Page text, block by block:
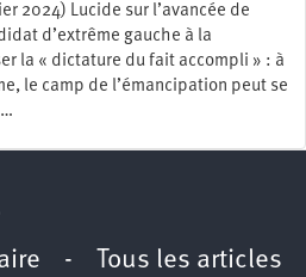
2024) Lucide sur l’avancée de
d’extrême gauche à la
la « dictature du fait accompli » : à
le camp de l’émancipation peut se
-
Tous les articles